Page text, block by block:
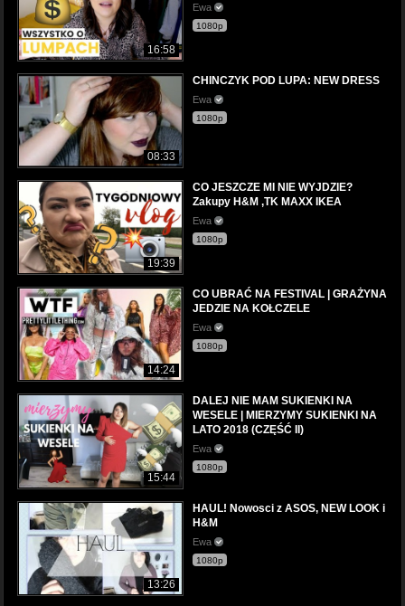
16:58
Ewa
1080p
08:33
CHINCZYK POD LUPA: NEW DRESS
Ewa
1080p
19:39
CO JESZCZE MI NIE WYJDZIE?
Zakupy H&M ,TK MAXX IKEA
Ewa
1080p
14:24
CO UBRAĆ NA FESTIVAL | GRAŻYNA
JEDZIE NA KOŁCZELE
Ewa
1080p
15:44
DALEJ NIE MAM SUKIENKI NA
WESELE | MIERZYMY SUKIENKI NA
LATO 2018 (CZĘŚĆ II)
Ewa
1080p
13:26
HAUL! Nowosci z ASOS, NEW LOOK i
H&M
Ewa
1080p